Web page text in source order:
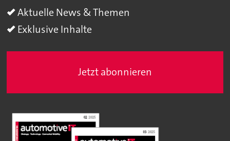
Aktuelle News & Themen
Exklusive Inhalte
Jetzt abonnieren